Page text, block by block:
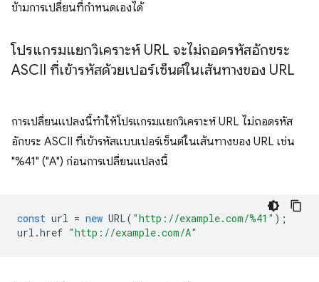
ข้ามการเปลี่ยนที่กำหนดเองได้
โปรแกรมแยกวิเคราะห์ URL จะไม่ถอดรหัสอักขระ
ASCII ที่เข้ารหัสด้วยเปอร์เซ็นต์ในเส้นทางของ URL
การเปลี่ยนแปลงนี้ทำให้โปรแกรมแยกวิเคราะห์ URL ไม่ถอดรหัส
อักขระ ASCII ที่เข้ารหัสแบบเปอร์เซ็นต์ในเส้นทางของ URL เช่น
"%41" ("A") ก่อนการเปลี่ยนแปลงนี้
const url = new URL( "http://example.com/%41" );
url .href "http://example.com/A"